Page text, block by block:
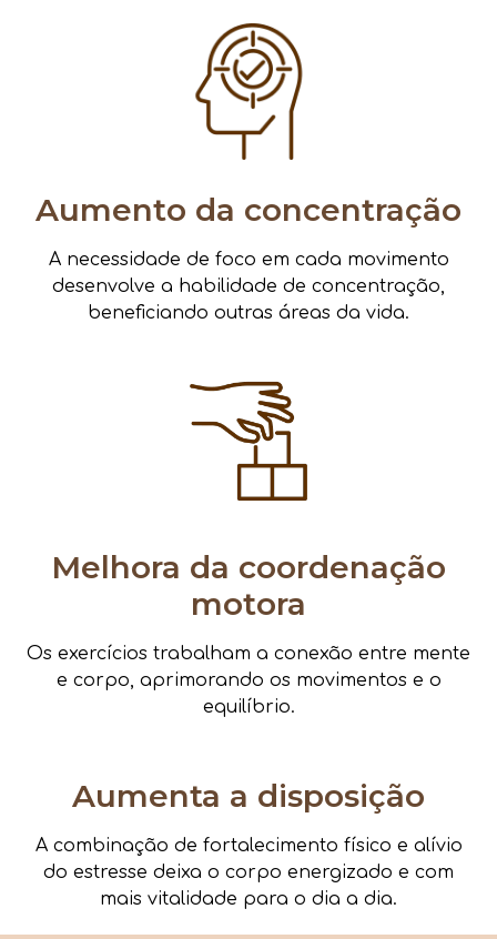
Aumento da concentração
A necessidade de foco em cada movimento
desenvolve a habilidade de concentração,
beneficiando outras áreas da vida.
Melhora da coordenação
motora
Os exercícios trabalham a conexão entre mente
e corpo, aprimorando os movimentos e o
equilíbrio.
Aumenta a disposição
A combinação de fortalecimento físico e alívio
do estresse deixa o corpo energizado e com
mais vitalidade para o dia a dia.